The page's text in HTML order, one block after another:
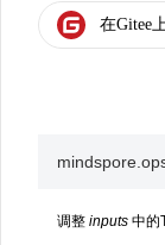
调整 inputs 中的